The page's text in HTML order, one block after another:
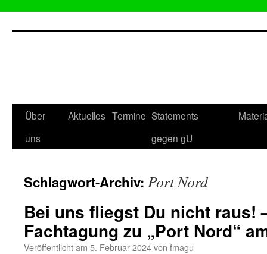
Inhalt
Über
uns
Aktuelles Termine Statements
gegen gU
Schlagwort-Archiv: Port Nord
Bei uns fliegst Du nicht raus!
Fachtagung zu „Port Nord“
Veröffentlicht am 5. Februar 2024von fmagu